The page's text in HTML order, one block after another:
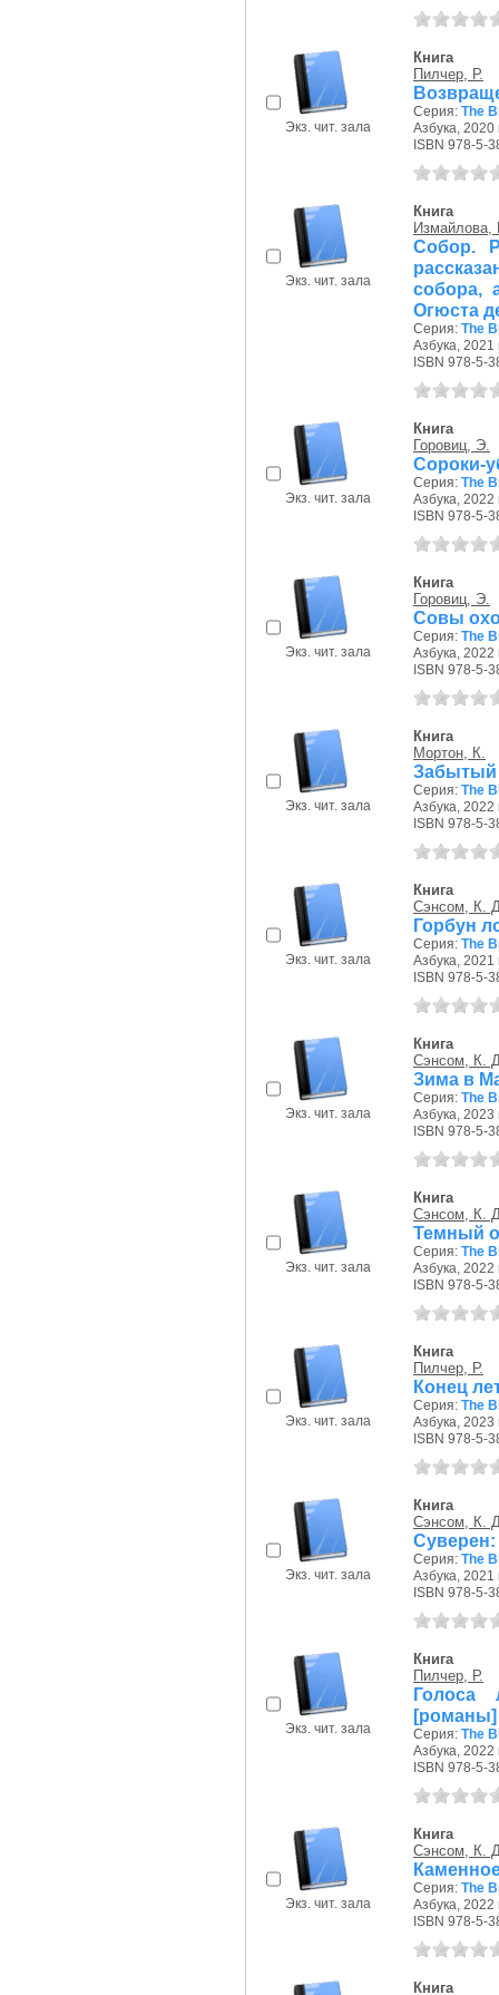
Экз. чит. зала
Книга
Пилчер, Р.
Серия: The
Азбука, 2020
ISBN 978-5-
Экз. чит. зала
Книга
Собор.
собора,
Огюста
Серия: The
Азбука, 2021
ISBN 978-5-
Экз. чит. зала
Книга
Горовиц, Э.
Сороки-
Серия: The
Азбука, 2022
ISBN 978-5-
Экз. чит. зала
Книга
Горовиц, Э.
Совы
Серия: The
Азбука, 2022
ISBN 978-5-
Экз. чит. зала
Книга
Мортон, К.
Забытый
Серия: The
Азбука, 2022
ISBN 978-5-
Экз. чит. зала
Книга
Сэнсом, К.
Горбун
Серия: The
Азбука, 2021
ISBN 978-5-
Экз. чит. зала
Книга
Сэнсом, К.
Зима в
Серия: The
Азбука, 2023
ISBN 978-5-
Экз. чит. зала
Книга
Сэнсом, К.
Темный
Серия: The
Азбука, 2022
ISBN 978-5-
Экз. чит. зала
Книга
Пилчер, Р.
Конец
Серия: The
Азбука, 2023
ISBN 978-5-
Экз. чит. зала
Книга
Сэнсом, К.
Серия: The
Азбука, 2021
ISBN 978-5-
Экз. чит. зала
Книга
Пилчер, Р.
Голоса
[романы]
Серия: The
Азбука, 2022
ISBN 978-5-
Экз. чит. зала
Книга
Сэнсом, К.
Серия: The
Азбука, 2022
ISBN 978-5-
Книга